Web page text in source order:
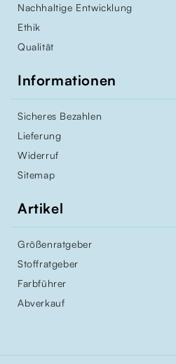
Nachhaltige Entwicklung
Ethik
Qualität
Informationen
Sicheres Bezahlen
Lieferung
Widerruf
Sitemap
Artikel
Größenratgeber
Stoffratgeber
Farbführer
Abverkauf